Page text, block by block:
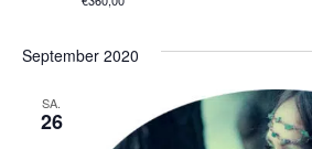
September 2020
SA.
26